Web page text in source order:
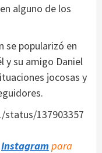
alguno de los
se popularizó en
y su amigo Daniel
jocosas y
137903357
Instagram para